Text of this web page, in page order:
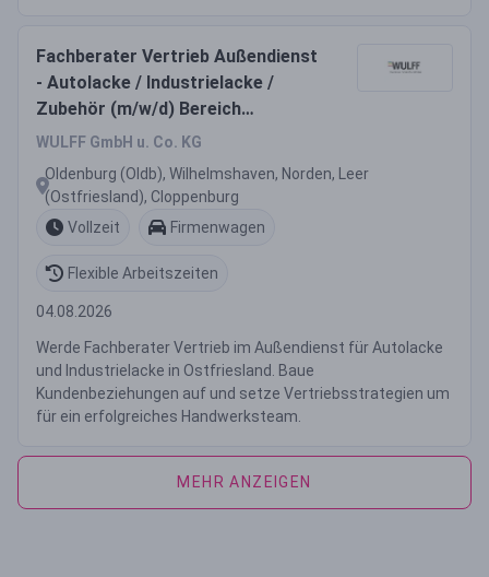
Fachberater Vertrieb Außendienst
- Autolacke / Industrielacke /
Zubehör (m/w/d) Bereich
Lackierhandwerk Region
Ostfriesland, Oldenburger Land,
Cloppenburger Land
WULFF GmbH u. Co. KG
Oldenburg (Oldb), Wilhelmshaven, Norden, Leer
(Ostfriesland), Cloppenburg
Vollzeit
Firmenwagen
Flexible Arbeitszeiten
04.08.2026
Werde Fachberater Vertrieb im Außendienst für Autolacke
und Industrielacke in Ostfriesland. Baue
Kundenbeziehungen auf und setze Vertriebsstrategien um
für ein erfolgreiches Handwerksteam.
MEHR ANZEIGEN